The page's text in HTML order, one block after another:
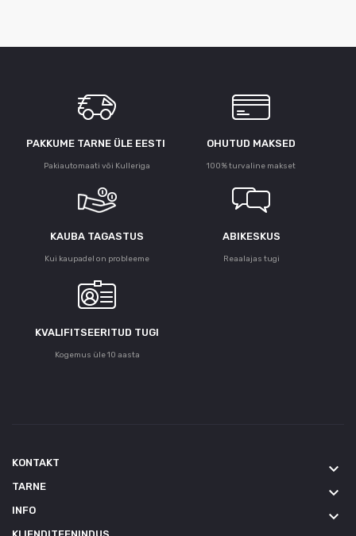
PAKKUME TARNE ÜLE ЕESTI
Pakiautomaati või Kulleriga
OHUTUD MAKSED
100% turvaline makset
KAUBA TAGASTUS
Kui kaupadel on probleeme
ABIKESKUS
Reaalajas tugi
KVALIFITSEERITUD TUGI
Kogemus üle 10 aasta
KONTAKT keyboard_arrow_down
TARNE keyboard_arrow_down
INFO keyboard_arrow_down